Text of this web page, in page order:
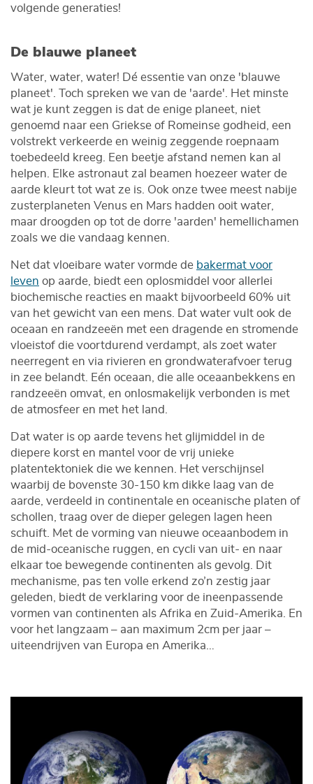
volgende generaties!
De blauwe planeet
Water, water, water! Dé essentie van onze 'blauwe
planeet'. Toch spreken we van de 'aarde'. Het minste
wat je kunt zeggen is dat de enige planeet, niet
genoemd naar een Griekse of Romeinse godheid, een
volstrekt verkeerde en weinig zeggende roepnaam
toebedeeld kreeg. Een beetje afstand nemen kan al
helpen. Elke astronaut zal beamen hoezeer water de
aarde kleurt tot wat ze is. Ook onze twee meest nabije
zusterplaneten Venus en Mars hadden ooit water,
maar droogden op tot de dorre 'aarden' hemellichamen
zoals we die vandaag kennen.
Net dat vloeibare water vormde de bakermat voor
leven op aarde, biedt een oplosmiddel voor allerlei
biochemische reacties en maakt bijvoorbeeld 60% uit
van het gewicht van een mens. Dat water vult ook de
oceaan en randzeeën met een dragende en stromende
vloeistof die voortdurend verdampt, als zoet water
neerregent en via rivieren en grondwaterafvoer terug
in zee belandt. Eén oceaan, die alle oceaanbekkens en
randzeeën omvat, en onlosmakelijk verbonden is met
de atmosfeer en met het land.
Dat water is op aarde tevens het glijmiddel in de
diepere korst en mantel voor de vrij unieke
platentektoniek die we kennen. Het verschijnsel
waarbij de bovenste 30-150 km dikke laag van de
aarde, verdeeld in continentale en oceanische platen of
schollen, traag over de dieper gelegen lagen heen
schuift. Met de vorming van nieuwe oceaanbodem in
de mid-oceanische ruggen, en cycli van uit- en naar
elkaar toe bewegende continenten als gevolg. Dit
mechanisme, pas ten volle erkend zo’n zestig jaar
geleden, biedt de verklaring voor de ineenpassende
vormen van continenten als Afrika en Zuid-Amerika. En
voor het langzaam – aan maximum 2cm per jaar –
uiteendrijven van Europa en Amerika…